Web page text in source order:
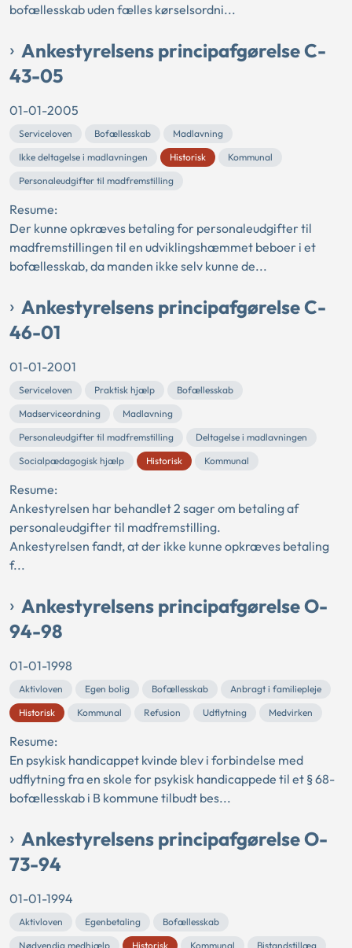
bofællesskab uden fælles kørselsordni...
Ankestyrelsens principafgørelse C-
43-05
01-01-2005
Serviceloven Bofællesskab
Madlavning
Ikke deltagelse i madlavningen
Historisk
Kommunal
Personaleudgifter til madfremstilling
Resume:
Der kunne opkræves betaling for personaleudgifter til
madfremstillingen til en udviklingshæmmet beboer i et
bofællesskab, da manden ikke selv kunne de...
Ankestyrelsens principafgørelse C-
46-01
01-01-2001
Serviceloven Praktisk hjælp
Bofællesskab
Madserviceordning
Madlavning
Personaleudgifter til madfremstilling
Deltagelse i madlavningen
Socialpædagogisk hjælp
Historisk Kommunal
Resume:
Ankestyrelsen har behandlet 2 sager om betaling af
personaleudgifter til madfremstilling.
Ankestyrelsen fandt, at der ikke kunne opkræves betaling
f...
Ankestyrelsens principafgørelse O-
94-98
01-01-1998
Aktivloven Egen bolig Bofællesskab
Anbragt i familiepleje
Historisk
Kommunal Refusion Udflytning Medvirken
Resume:
En psykisk handicappet kvinde blev i forbindelse med
udflytning fra en skole for psykisk handicappede til et § 68-
bofællesskab i B kommune tilbudt bes...
Ankestyrelsens principafgørelse O-
73-94
01-01-1994
Aktivloven Egenbetaling
Bofællesskab
Nødvendig medhjælp
Historisk Kommunal Bistandstillæg